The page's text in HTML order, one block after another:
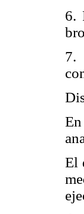
6.
7.
El